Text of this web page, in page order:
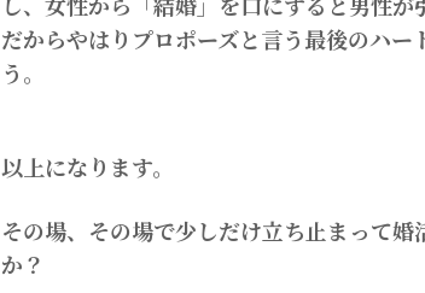
だからやはりプロポーズと言う最後のハ
う。
以上になります。
その場、その場で少しだけ立ち止まって
か？